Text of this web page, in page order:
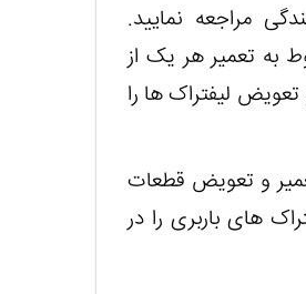
مراجعه نمایید.
به تعمیر هر یک از
لیفتراک ها را
و تعویض قطعات
های باربری را در